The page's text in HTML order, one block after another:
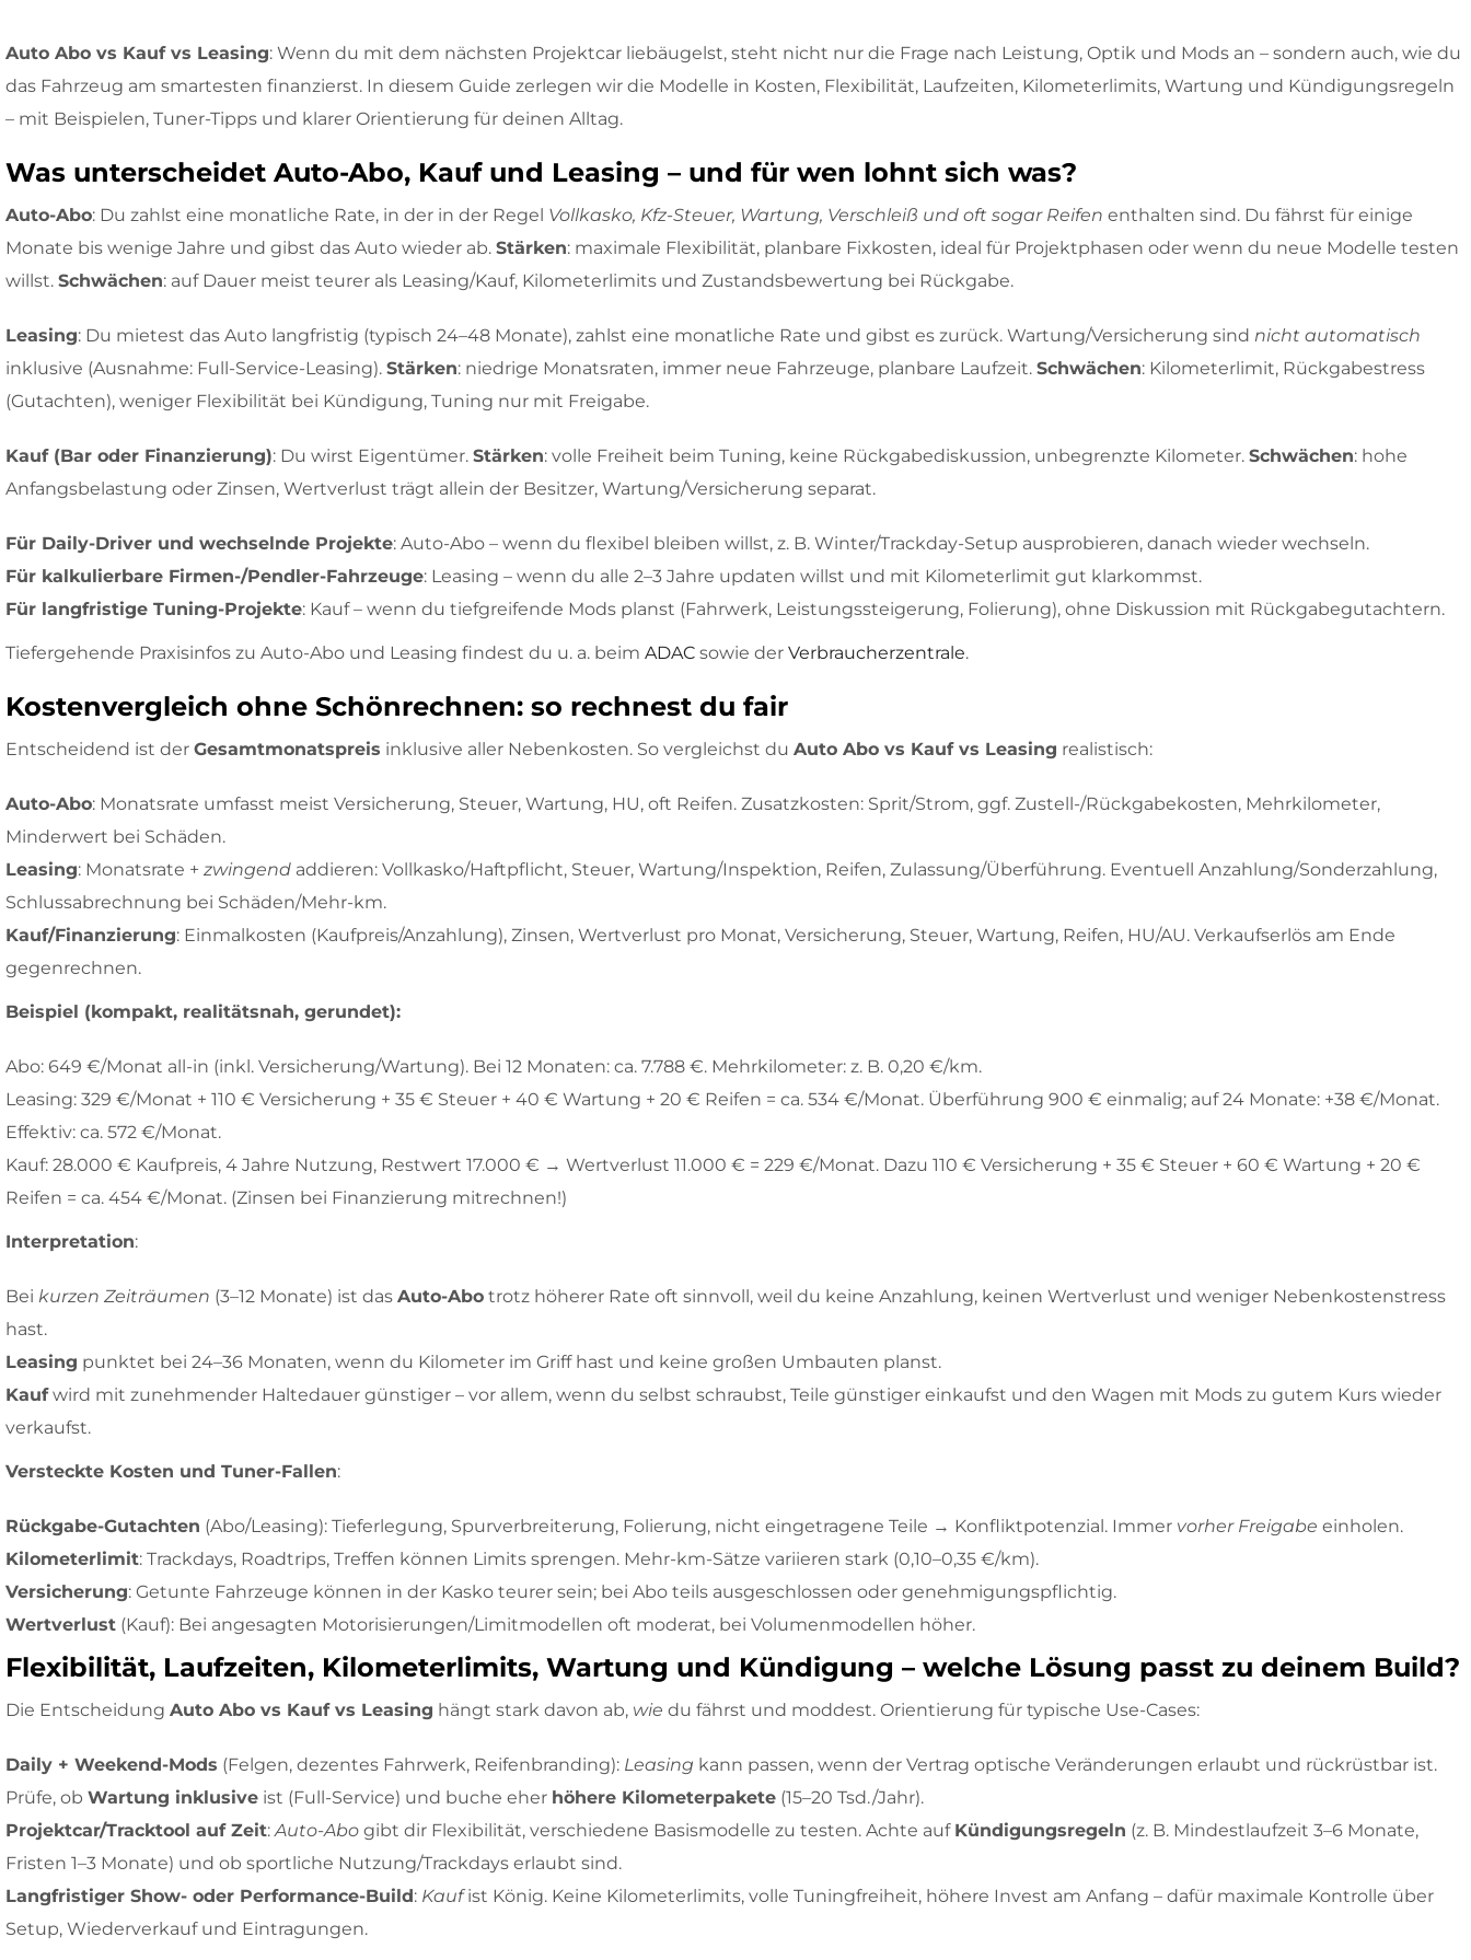
Auto Abo vs Kauf vs Leasing: Wenn du mit dem nächsten Projektcar liebäugelst, steht nicht nur die Frage nach Leistung, Optik und Mods an – sondern auch, wie du
das Fahrzeug am smartesten finanzierst. In diesem Guide zerlegen wir die Modelle in Kosten, Flexibilität, Laufzeiten, Kilometerlimits, Wartung und Kündigungsregeln
– mit Beispielen, Tuner-Tipps und klarer Orientierung für deinen Alltag.
Was unterscheidet Auto-Abo, Kauf und Leasing – und für wen lohnt sich was?
Auto-Abo: Du zahlst eine monatliche Rate, in der in der Regel Vollkasko, Kfz-Steuer, Wartung, Verschleiß und oft sogar Reifen enthalten sind. Du fährst für einige
Monate bis wenige Jahre und gibst das Auto wieder ab. Stärken: maximale Flexibilität, planbare Fixkosten, ideal für Projektphasen oder wenn du neue Modelle testen
willst. Schwächen: auf Dauer meist teurer als Leasing/Kauf, Kilometerlimits und Zustandsbewertung bei Rückgabe.
Leasing: Du mietest das Auto langfristig (typisch 24–48 Monate), zahlst eine monatliche Rate und gibst es zurück. Wartung/Versicherung sind nicht automatisch
inklusive (Ausnahme: Full-Service-Leasing). Stärken: niedrige Monatsraten, immer neue Fahrzeuge, planbare Laufzeit. Schwächen: Kilometerlimit, Rückgabestress
(Gutachten), weniger Flexibilität bei Kündigung, Tuning nur mit Freigabe.
Kauf (Bar oder Finanzierung): Du wirst Eigentümer. Stärken: volle Freiheit beim Tuning, keine Rückgabediskussion, unbegrenzte Kilometer. Schwächen: hohe
Anfangsbelastung oder Zinsen, Wertverlust trägt allein der Besitzer, Wartung/Versicherung separat.
Für Daily-Driver und wechselnde Projekte: Auto-Abo – wenn du flexibel bleiben willst, z. B. Winter/Trackday-Setup ausprobieren, danach wieder wechseln.
Für kalkulierbare Firmen-/Pendler-Fahrzeuge: Leasing – wenn du alle 2–3 Jahre updaten willst und mit Kilometerlimit gut klarkommst.
Für langfristige Tuning-Projekte: Kauf – wenn du tiefgreifende Mods planst (Fahrwerk, Leistungssteigerung, Folierung), ohne Diskussion mit Rückgabegutachtern.
Tiefergehende Praxisinfos zu Auto-Abo und Leasing findest du u. a. beim ADAC sowie der Verbraucherzentrale.
Kostenvergleich ohne Schönrechnen: so rechnest du fair
Entscheidend ist der Gesamtmonatspreis inklusive aller Nebenkosten. So vergleichst du Auto Abo vs Kauf vs Leasing realistisch:
Auto-Abo: Monatsrate umfasst meist Versicherung, Steuer, Wartung, HU, oft Reifen. Zusatzkosten: Sprit/Strom, ggf. Zustell-/Rückgabekosten, Mehrkilometer,
Minderwert bei Schäden.
Leasing: Monatsrate + zwingend addieren: Vollkasko/Haftpflicht, Steuer, Wartung/Inspektion, Reifen, Zulassung/Überführung. Eventuell Anzahlung/Sonderzahlung,
Schlussabrechnung bei Schäden/Mehr-km.
Kauf/Finanzierung: Einmalkosten (Kaufpreis/Anzahlung), Zinsen, Wertverlust pro Monat, Versicherung, Steuer, Wartung, Reifen, HU/AU. Verkaufserlös am Ende
gegenrechnen.
Beispiel (kompakt, realitätsnah, gerundet):
Abo: 649 €/Monat all-in (inkl. Versicherung/Wartung). Bei 12 Monaten: ca. 7.788 €. Mehrkilometer: z. B. 0,20 €/km.
Leasing: 329 €/Monat + 110 € Versicherung + 35 € Steuer + 40 € Wartung + 20 € Reifen = ca. 534 €/Monat. Überführung 900 € einmalig; auf 24 Monate: +38 €/Monat.
Effektiv: ca. 572 €/Monat.
Kauf: 28.000 € Kaufpreis, 4 Jahre Nutzung, Restwert 17.000 € → Wertverlust 11.000 € = 229 €/Monat. Dazu 110 € Versicherung + 35 € Steuer + 60 € Wartung + 20 €
Reifen = ca. 454 €/Monat. (Zinsen bei Finanzierung mitrechnen!)
Interpretation:
Bei kurzen Zeiträumen (3–12 Monate) ist das Auto-Abo trotz höherer Rate oft sinnvoll, weil du keine Anzahlung, keinen Wertverlust und weniger Nebenkostenstress
hast.
Leasing punktet bei 24–36 Monaten, wenn du Kilometer im Griff hast und keine großen Umbauten planst.
Kaufwird mit zunehmender Haltedauer günstiger – vor allem, wenn du selbst schraubst, Teile günstiger einkaufst und den Wagen mit Mods zu gutem Kurs wieder
verkaufst.
Versteckte Kosten und Tuner-Fallen:
Rückgabe-Gutachten (Abo/Leasing): Tieferlegung, Spurverbreiterung, Folierung, nicht eingetragene Teile → Konfliktpotenzial. Immer vorher Freigabe einholen.
Kilometerlimit: Trackdays, Roadtrips, Treffen können Limits sprengen. Mehr-km-Sätze variieren stark (0,10–0,35 €/km).
Versicherung: Getunte Fahrzeuge können in der Kasko teurer sein; bei Abo teils ausgeschlossen oder genehmigungspflichtig.
Wertverlust (Kauf): Bei angesagten Motorisierungen/Limitmodellen oft moderat, bei Volumenmodellen höher.
Flexibilität, Laufzeiten, Kilometerlimits, Wartung und Kündigung – welche Lösung passt zu deinem Build?
Die Entscheidung Auto Abo vs Kauf vs Leasing hängt stark davon ab, wie du fährst und moddest. Orientierung für typische Use-Cases:
Daily + Weekend-Mods (Felgen, dezentes Fahrwerk, Reifenbranding): Leasing kann passen, wenn der Vertrag optische Veränderungen erlaubt und rückrüstbar ist.
Prüfe, ob Wartung inklusive ist (Full-Service) und buche eher höhere Kilometerpakete (15–20 Tsd./Jahr).
Projektcar/Tracktool auf Zeit: Auto-Abo gibt dir Flexibilität, verschiedene Basismodelle zu testen. Achte auf Kündigungsregeln (z. B. Mindestlaufzeit 3–6 Monate,
Fristen 1–3 Monate) und ob sportliche Nutzung/Trackdays erlaubt sind.
Langfristiger Show- oder Performance-Build: Kaufist König. Keine Kilometerlimits, volle Tuningfreiheit, höhere Invest am Anfang – dafür maximale Kontrolle über
Setup, Wiederverkauf und Eintragungen.